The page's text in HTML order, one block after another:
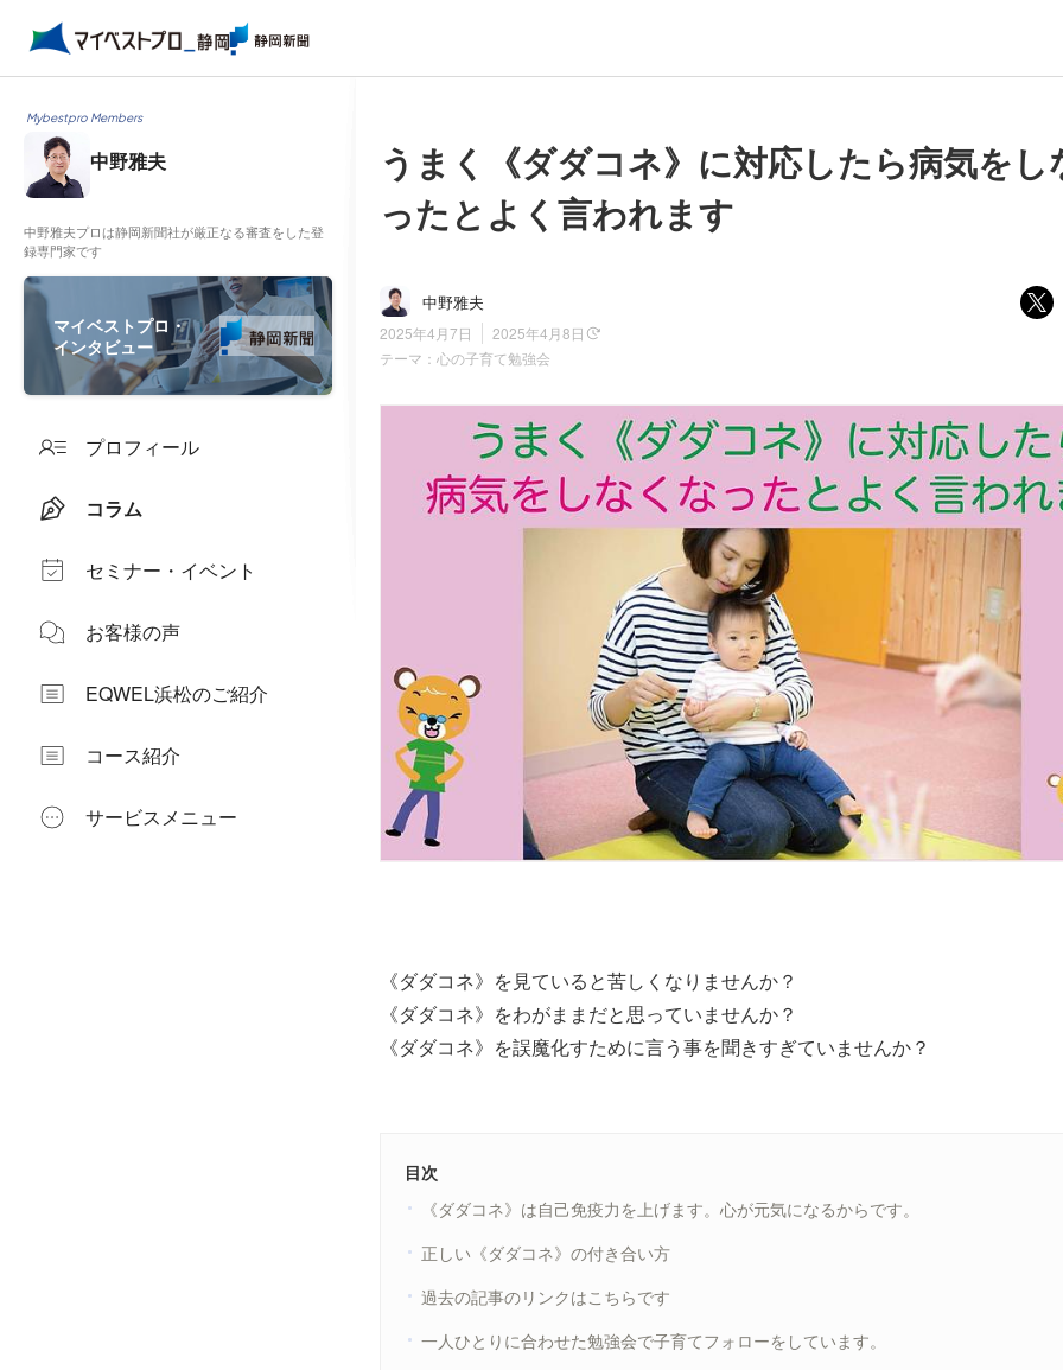
Mybestpro Members
中野雅夫
中野雅夫プロは静岡新聞社が厳正なる審査をした登
録専門家です
マイベストプロ・
インタビュー
プロフィール
コラム
セミナー・イベント
お客様の声
EQWEL浜松のご紹介
コース紹介
サービスメニュー
うまく《ダダコネ》に対応したら病気をし
ったとよく言われます
中野雅夫
2025年4月7日
2025年4月8日
テーマ： 心の子育て勉強会
《ダダコネ》を見ていると苦しくなりませんか？
《ダダコネ》をわがままだと思っていませんか？
《ダダコネ》を誤魔化すために言う事を聞きすぎていませんか？
目次
《ダダコネ》は自己免疫力を上げます。心が元気になるからです。
正しい《ダダコネ》の付き合い方
過去の記事のリンクはこちらです
一人ひとりに合わせた勉強会で子育てフォローをしています。